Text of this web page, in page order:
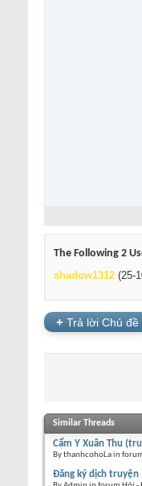
The Following 2
shadow1312 (25-
+ Trả lời Chủ đề
Similar Threads
Cẩm Y Xuân Thu
By thanhcohoLa in
Đăng ký dịch truyện